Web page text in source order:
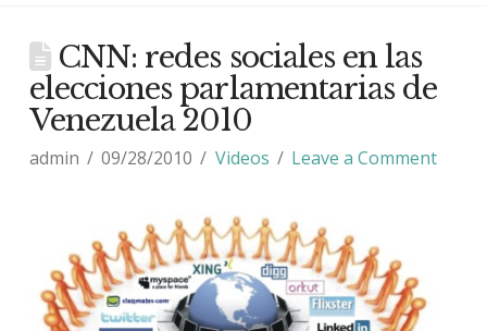
CNN: redes sociales en las
elecciones parlamentarias de
Venezuela 2010
admin 09/28/2010 Videos Leave a Comment